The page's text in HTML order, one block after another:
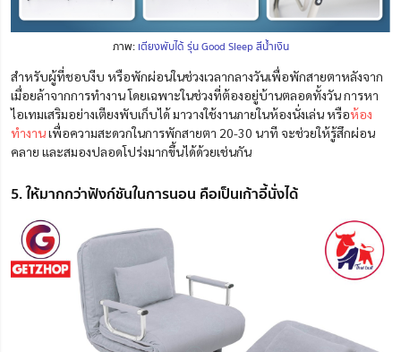
ภาพ: เตียงพับได้ รุ่น Good Sleep สีน้ำเงิน
สำหรับผู้ที่ชอบงีบ หรือพักผ่อนในช่วงเวลากลางวันเพื่อพักสายตาหลังจาก
เมื่อยล้าจากการทำงาน โดยเฉพาะในช่วงที่ต้องอยู่บ้านตลอดทั้งวัน การหา
ไอเทมเสริมอย่างเตียงพับเก็บได้ มาวางใช้งานภายในห้องนั่งเล่น หรือห้อง
ทำงานเพื่อความสะดวกในการพักสายตา 20-30 นาที จะช่วยให้รู้สึกผ่อน
คลาย และสมองปลอดโปร่งมากขึ้นได้ด้วยเช่นกัน
5. ให้มากกว่าฟังก์ชันในการนอน คือเป็นเก้าอี้นั่งได้